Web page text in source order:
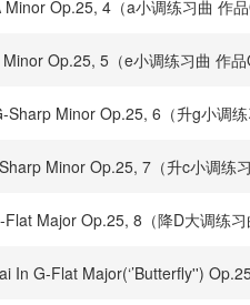
Op.25, 4（a小调练习曲 作品
Op.25, 5（e小调练习曲 作品
Minor Op.25, 6（升g小调练
Minor Op.25, 7（升c小调练
Major Op.25, 8（降D大调练习
G-Flat Major(‘’Butterfly'')